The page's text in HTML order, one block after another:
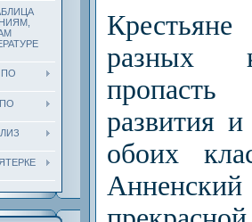
ПО
разных
развития
обоих